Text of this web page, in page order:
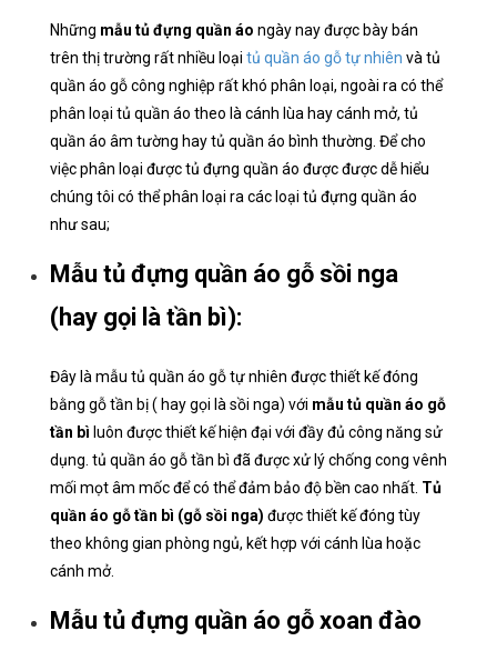
Những mẫu tủ đựng quần áo ngày nay được bày bán
trên thị trường rất nhiều loại tủ quần áo gỗ tự nhiên và tủ
quần áo gỗ công nghiệp rất khó phân loại, ngoài ra có thể
phân loại tủ quần áo theo là cánh lùa hay cánh mở, tủ
quần áo âm tường hay tủ quần áo bình thường. Để cho
việc phân loại được tủ đựng quần áo được được dễ hiểu
chúng tôi có thể phân loại ra các loại tủ đựng quần áo
như sau;
Mẫu tủ đựng quần áo gỗ sồi nga
(hay gọi là tần bì):
Đây là mẫu tủ quần áo gỗ tự nhiên được thiết kế đóng
bằng gỗ tần bị ( hay gọi là sồi nga) với mẫu tủ quần áo gỗ
tần bì luôn được thiết kế hiện đại với đầy đủ công năng sử
dụng. tủ quần áo gỗ tần bì đã được xử lý chống cong vênh
mối mọt âm mốc để có thể đảm bảo độ bền cao nhất. Tủ
quần áo gỗ tần bì (gỗ sồi nga) được thiết kế đóng tùy
theo không gian phòng ngủ, kết hợp với cánh lùa hoặc
cánh mở.​​​​​​
Mẫu tủ đựng quần áo gỗ xoan đào